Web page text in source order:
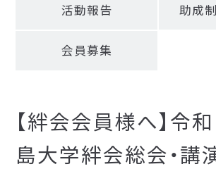
活動報告 助成
会員募集
【絆会会員様へ】令
島大学絆会総会・講